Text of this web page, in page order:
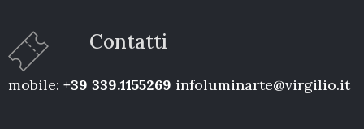
Contatti
mobile: +39 339.1155269 infoluminarte@virgilio.it